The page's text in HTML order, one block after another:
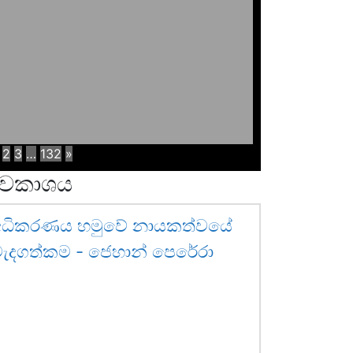
2 3 … 132 »
හමුවේ නායකත්වයේ
- ජෙහාන් පෙරේරා